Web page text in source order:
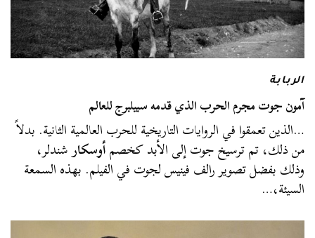
الربابة
آمون جوت مجرم الحرب الذي قدمه سبيلبرج للعالم
…الذين تعمقوا في الروايات التاريخية للحرب العالمية الثانية. بدلاً
من ذلك، تم ترسيخ جوت إلى الأبد كخصمأوسكارشندلر،
وذلك بفضل تصوير رالف فينيس لجوت في الفيلم. بهذه السمعة
السيئة،…